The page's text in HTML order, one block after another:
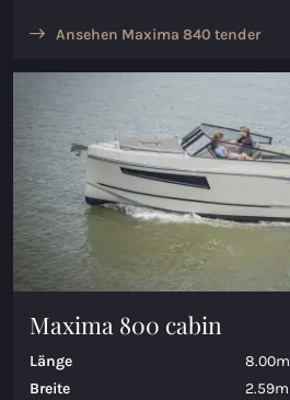
Ansehen Maxima 840 tender
Maxima 800 cabin
Länge
8.00m
Breite
2.59m